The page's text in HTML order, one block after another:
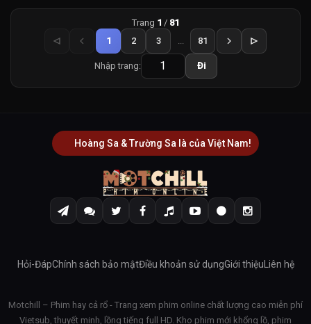
Trang 1 / 81
1
2 3 ... 81
Nhập trang: Đi
Hoàng Sa & Trường Sa là của Việt Nam!
Hỏi-ĐápChính sách bảo mậtĐiều khoản sử dụngGiới thiệu Liên hệ
Motchill – Phim hay cả rổ - Trang xem phim online chất lượng cao miễn phí
Vietsub, thuyết minh, lồng tiếng full HD. Kho phim mới khổng lồ, phim